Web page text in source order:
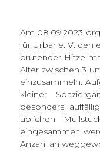
Am 08.09.2023
für Urbar e. V. den
brütender Hitze
Alter zwischen 3
einzusammeln.
kleiner
besonders
üblichen
eingesammelt
Anzahl an